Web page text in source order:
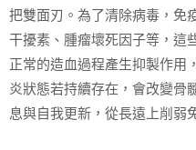
把雙面刃。為了清除病毒，免
干擾素、腫瘤壞死因子等，這
正常的造血過程產生抑製作用
炎狀態若持續存在，會改變骨
息與自我更新，從長遠上削弱